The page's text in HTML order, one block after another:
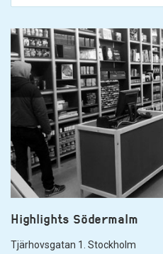
Highlights Södermalm
Tjärhovsgatan 1. Stockholm